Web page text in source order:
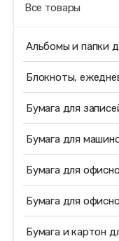
Все товары
Альбомы и папки
Блокноты,
Бумага для
Бумага для
Бумага для
Бумага для
Бумага и картон